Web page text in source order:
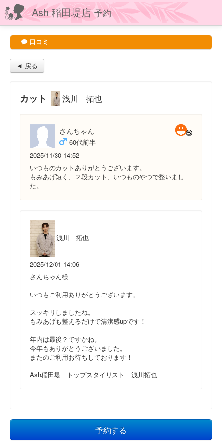
Ash 稲田堤店予約
口コミ
◄ 戻る
カット 浅川 拓也
さんちゃん
60代前半
2025/11/30 14:52
いつものカットありがとうございます。
もみあげ短く、２段カット、いつものやつで整いまし
た。
浅川 拓也
2025/12/01 14:06
さんちゃん様
いつもご利用ありがとうございます。
スッキリしましたね。
もみあげも整えるだけで清潔感upです！
年内は最後？ですかね。
今年もありがとうございました。
またのご利用お待ちしております！
Ash稲田堤 トップスタイリスト 浅川拓也
予約する